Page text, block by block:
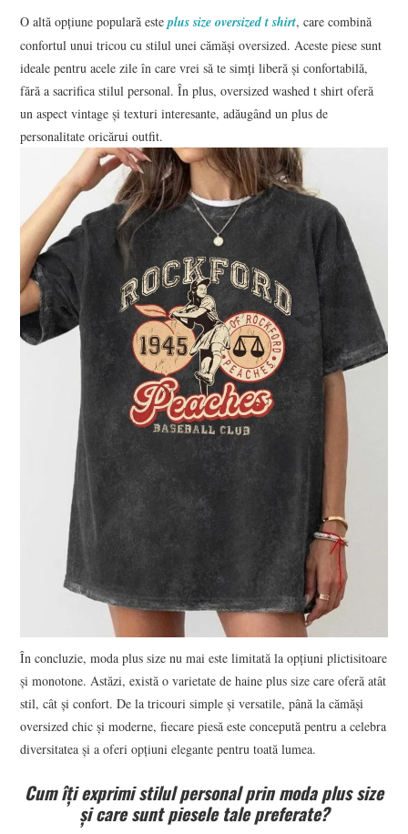
O altă opțiune populară esteplus size oversized t shirt, care combină
confortul unui tricou cu stilul unei cămăși oversized. Aceste piese sunt
ideale pentru acele zile în care vrei să te simți liberă și confortabilă,
fără a sacrifica stilul personal. În plus, oversized washed t shirt oferă
un aspect vintage și texturi interesante, adăugând un plus de
personalitate oricărui outfit.
În concluzie, moda plus size nu mai este limitată la opțiuni plictisitoare
și monotone. Astăzi, există o varietate de haine plus size care oferă atât
stil, cât și confort. De la tricouri simple și versatile, până la cămăși
oversized chic și moderne, fiecare piesă este concepută pentru a celebra
diversitatea și a oferi opțiuni elegante pentru toată lumea.
Cum îți exprimi stilul personal prin moda plus size
și care sunt piesele tale preferate?